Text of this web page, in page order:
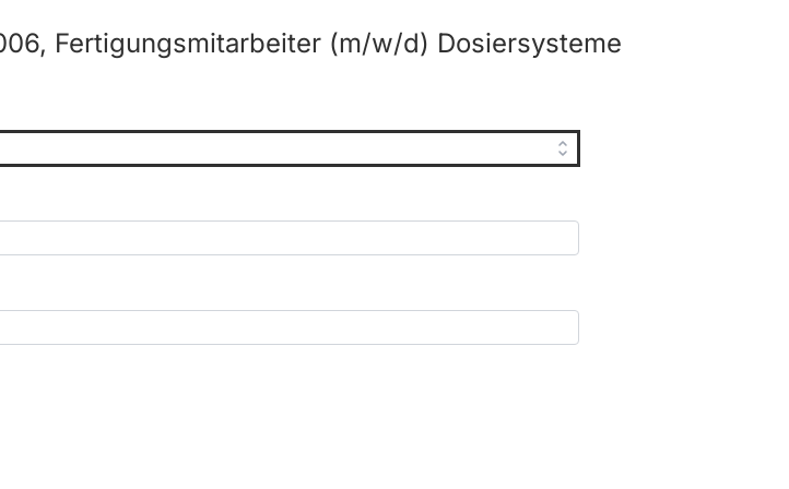
Fertigungsmitarbeiter (m/w/d) Dosiersysteme